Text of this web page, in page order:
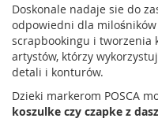
Doskonale nadaje sie do
odpowiedni dla milośników
scrapbookingu i tworzenia
artystów, którzy
detali i konturów.
Dzieki markerom POSCA
koszulke czy czapke z